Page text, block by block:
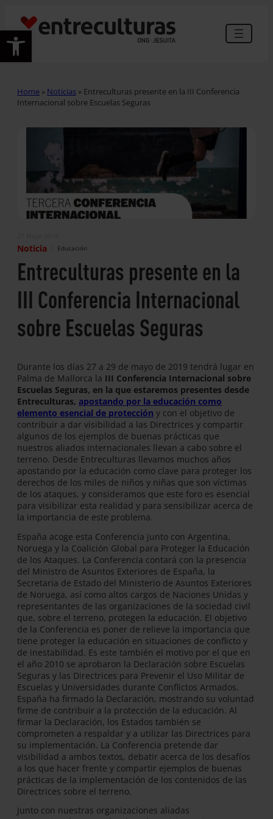
Abrir barra de herramientas
Home » Noticias » Entreculturas presente en la III Conferencia
Internacional sobre Escuelas Seguras
Noticia Educación
Entreculturas presente en la
III Conferencia Internacional
sobre Escuelas Seguras
Durante los días 27 a 29 de mayo de 2019 tendrá lugar en
Palma de Mallorca la III Conferencia Internacional sobre
Escuelas Seguras, en la que estaremos presentes desde
Entreculturas, apostando por la educación como
elemento esencial de protección y con el objetivo de
contribuir a dar visibilidad a las Directrices y compartir
algunos de los ejemplos de buenas prácticas que
nuestros aliados internacionales llevan a cabo sobre el
terreno. Desde Entreculturas llevamos muchos años
apostando por la educación como clave para proteger los
derechos de los miles de niños y niñas que son víctimas
de los ataques, y consideramos que este foro es esencial
para visibilizar esta realidad y para sensibilizar acerca de
la importancia de este problema.
España acoge esta Conferencia junto con Argentina,
Noruega y la Coalición Global para Proteger la Educación
de los Ataques. La Conferencia contará con la presencia
del Ministro de Asuntos Exteriores de España, la
Secretaria de Estado del Ministerio de Asuntos Exteriores
de Noruega, así como altos cargos de Naciones Unidas y
representantes de las organizaciones de la sociedad civil
que, sobre el terreno, protegen la educación. El objetivo
de la Conferencia es poner de relieve la importancia que
tiene proteger la educación en situaciones de conflicto y
de inestabilidad. Es este también el motivo por el que en
el año 2010 se aprobaron la Declaración sobre Escuelas
Seguras y las Directrices para Prevenir el Uso Militar de
Escuelas y Universidades durante Conflictos Armados.
España ha firmado la Declaración, mostrando su voluntad
firme de contribuir a la protección de la educación. Al
firmar la Declaración, los Estados también se
comprometen a respaldar y a utilizar las Directrices para
su implementación. La Conferencia pretende dar
visibilidad a ambos textos, debatir acerca de los desafíos
a los que hacer frente y compartir ejemplos de buenas
prácticas de la implementación de los contenidos de las
Directrices sobre el terreno.
Junto con nuestras organizaciones aliadas